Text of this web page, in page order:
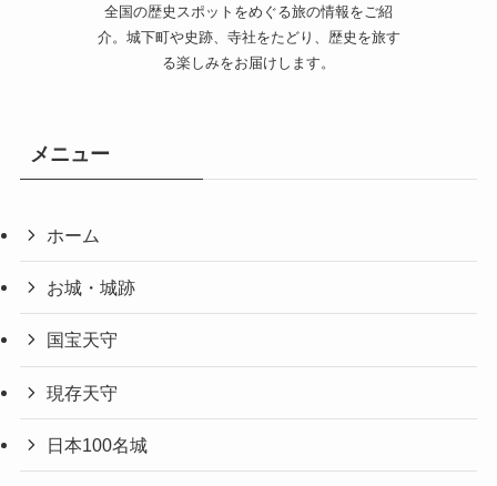
全国の歴史スポットをめぐる旅の情報をご紹
介。城下町や史跡、寺社をたどり、歴史を旅す
る楽しみをお届けします。
メニュー
ホーム
お城・城跡
国宝天守
現存天守
日本100名城